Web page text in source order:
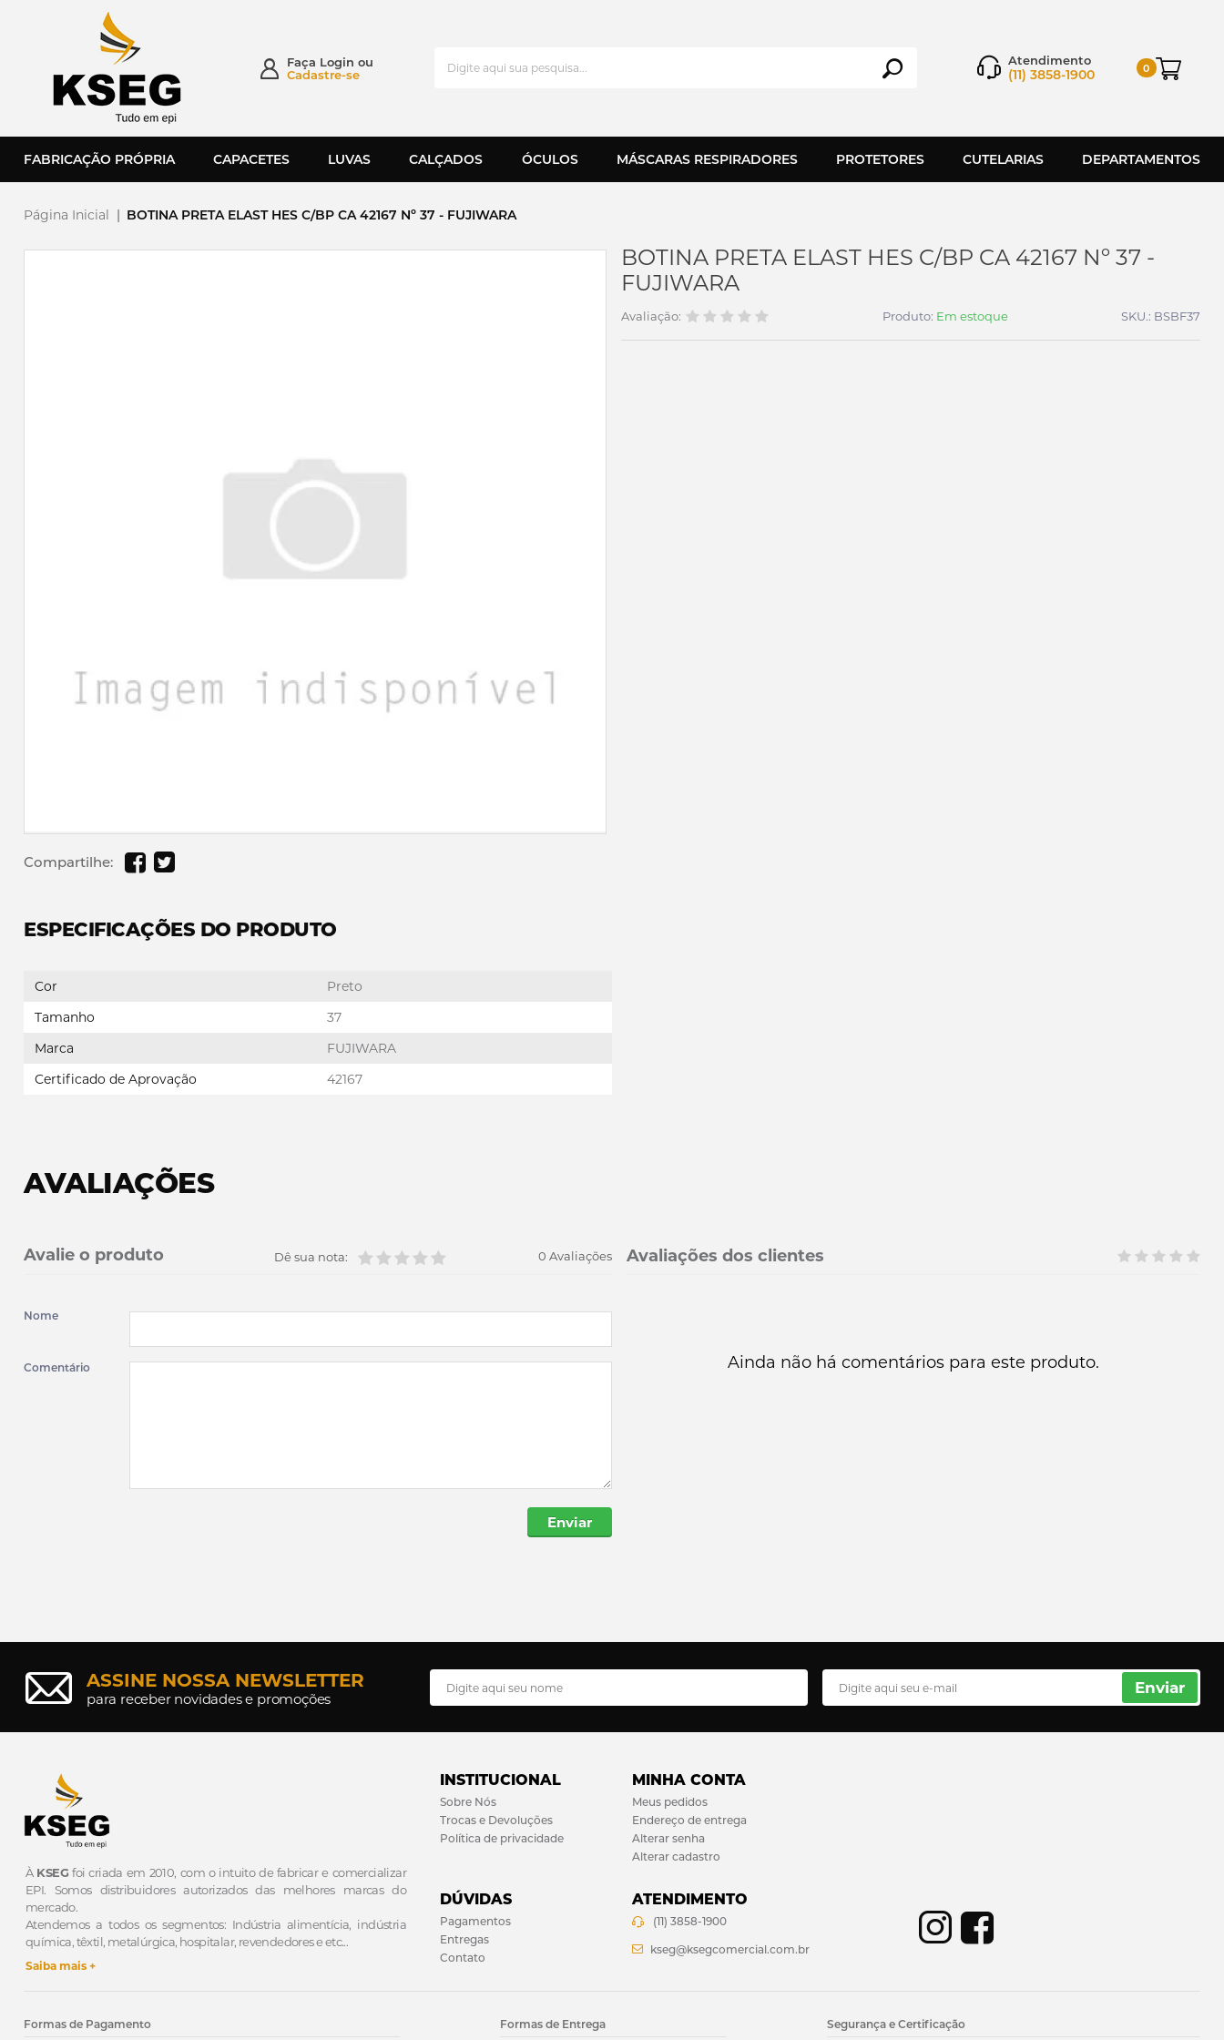
Faça Login ou
Cadastre-se
Atendimento
(11) 3858-1900 0
FABRICAÇÃO PRÓPRIA CAPACETES LUVAS CALÇADOS ÓCULOS MÁSCARAS RESPIRADORES PROTETORES CUTELARIAS DEPARTAMENTOS
Página Inicial | BOTINA PRETA ELAST HES C/BP CA 42167 Nº 37 - FUJIWARA
Compartilhe:
BOTINA PRETA ELAST HES C/BP CA 42167 Nº 37 -
FUJIWARA
Avaliação: Produto: Em estoque SKU.: BSBF37
ESPECIFICAÇÕES DO PRODUTO
Cor
Preto
Tamanho
37
Marca
FUJIWARA
Certificado de Aprovação
42167
AVALIAÇÕES
Avalie o produto 0 Avaliações
Dê sua nota:
Nome
Comentário
Enviar
Avaliações dos clientes
Ainda não há comentários para este produto.
ASSINE NOSSA NEWSLETTER
para receber novidades e promoções
Enviar
À KSEG foi criada em 2010, com o intuito de fabricar e comercializar
EPI. Somos distribuidores autorizados das melhores marcas do
mercado.
Atendemos a todos os segmentos: Indústria alimentícia, indústria
química, têxtil, metalúrgica, hospitalar, revendedores e etc...
Saiba mais +
INSTITUCIONAL
Sobre Nós
Trocas e Devoluções
Política de privacidade
MINHA CONTA
Meus pedidos
Endereço de entrega
Alterar senha
Alterar cadastro
DÚVIDAS
Pagamentos
Entregas
Contato
ATENDIMENTO
(11) 3858-1900
kseg@ksegcomercial.com.br
Formas de Pagamento Formas de Entrega Segurança e Certificação